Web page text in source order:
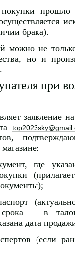
брака).
можно не
но и
при
заявление
где
срока – в
дата
(если